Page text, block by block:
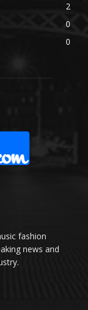
2
0
0
fashion
news and